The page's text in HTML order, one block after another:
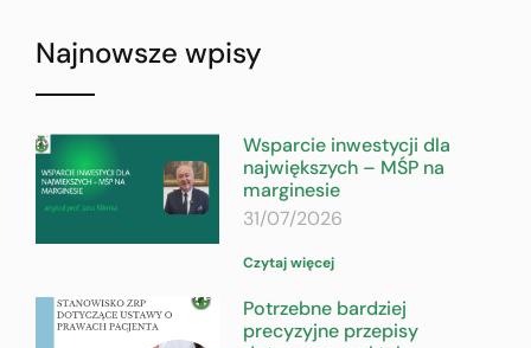
Najnowsze wpisy
Wsparcie inwestycji dla
największych – MŚP na
marginesie
31/07/2026
Czytaj więcej
Potrzebne bardziej
precyzyjne przepisy